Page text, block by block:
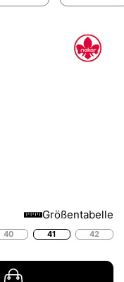
Größentabelle
40 41 42